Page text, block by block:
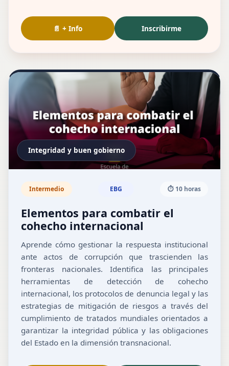
📄 + Info Inscribirme
Integridad y buen gobierno
Intermedio EBG ⏱️ 10 horas
Elementos para combatir el
cohecho internacional
Aprende cómo gestionar la respuesta institucional
ante actos de corrupción que trascienden las
fronteras nacionales. Identifica las principales
herramientas de detección de cohecho
internacional, los protocolos de denuncia legal y las
estrategias de mitigación de riesgos a través del
cumplimiento de tratados mundiales orientados a
garantizar la integridad pública y las obligaciones
del Estado en la dimensión transnacional.